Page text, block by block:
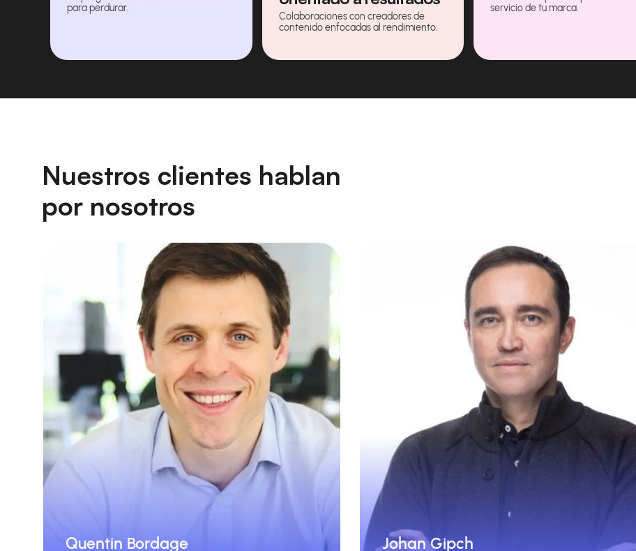
para perdurar.
Colaboraciones con creadores de
contenido enfocadas al rendimiento.
servicio de tu marca.
Nuestros clientes hablan
por nosotros
Quentin Bordage
La colaboración con Affilae refuerza el
enfoque data-driven de Kolsquare, al
permitir a las marcas conectar el
marketing de influencia con un modelo
de afiliación de alto rendimiento.
Johan Gipch
El marketing de afiliación se adapta de
forma natural a Pinterest, ya que
nuestra plataforma está diseñada para
la búsqueda visual, el descubrimiento
de productos y la preparación de las
compras.
Johan Gipch